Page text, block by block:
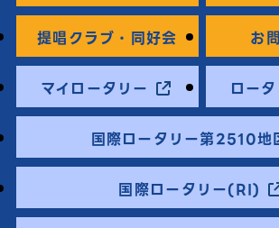
提唱クラブ・同好会 お
マイロータリー ロー
国際ロータリー第2510地
国際ロータリー(RI)